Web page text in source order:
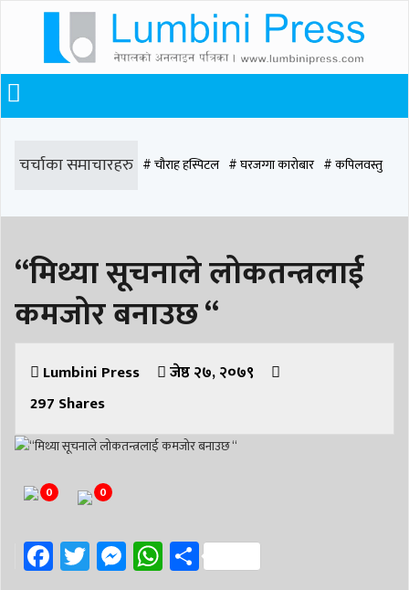
चर्चाका समाचारहरु # चौराह हस्पिटल # घरजग्गा कारोबार # कपिलवस्तु
# मृत्यु # सडक दुर्घटना # आधुनिक समाज डेन्टल # लुम्बिनी # वर्षा # समृद्धि
# समृद्धि एकेडेमी # काङ्ग्रेस # नेपाली कांग्रेस # बुटवल # राजधानी
# रुपन्देही # रुपन्देही २ # नेकपा # रुपन्देही १
# सिद्धबाबा # बुटवल उपमहानगरपालिका # बुटवल उपमहान
# निर्वाचन # पाल्पा
“मिथ्या सूचनाले लोकतन्त्रलाई
कमजोर बनाउछ “
Lumbini Press
जेष्ठ २७, २०७९
297 Shares
0 0
Facebook
Twitter
Messenger
WhatsApp
Share